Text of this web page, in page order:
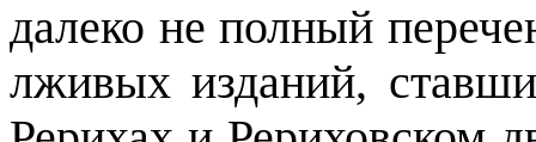
далеко не полный
лживых изданий,